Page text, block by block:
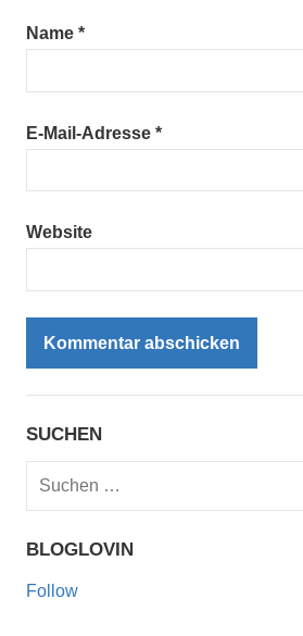
Name *
E-Mail-Adresse *
Website
SUCHEN
Suchen
BLOGLOVIN
Follow